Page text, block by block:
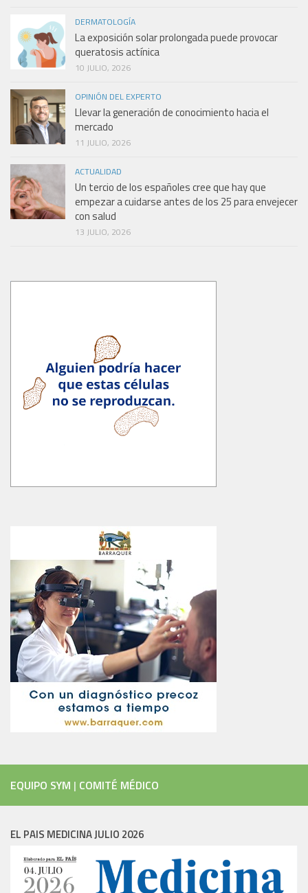
DERMATOLOGÍA
La exposición solar prolongada puede provocar
queratosis actínica
10 JULIO, 2026
OPINIÓN DEL EXPERTO
Llevar la generación de conocimiento hacia el
mercado
11 JULIO, 2026
ACTUALIDAD
Un tercio de los españoles cree que hay que
empezar a cuidarse antes de los 25 para envejecer
con salud
13 JULIO, 2026
EQUIPO SYM | COMITÉ MÉDICO
EL PAIS MEDICINA JULIO 2026